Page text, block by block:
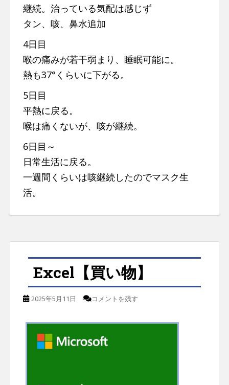
継続。治っている気配は感じず
タン、咳、鼻水追加
4日目
喉の痛みが若干弱まり、睡眠可能に。
熱も37°くらいに下がる。
5日目
平熱に戻る。
喉は痛くないが、咳が継続。
6日目～
日常生活に戻る。
一週間くらいは咳継続したのでマスク生
活。
Excel【買い物】
2025年5月11日 コメントを残す